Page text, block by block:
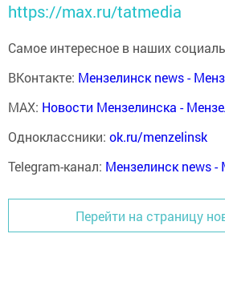
https://max.ru/tatmedia
Самое интересное в наших
ВКонтакте: Мензелинск news -
MAX: Новости Мензелинска -
Одноклассники: ok.ru/menzelinsk
Telegram-канал: Мензелинск news
Перейти на страницу